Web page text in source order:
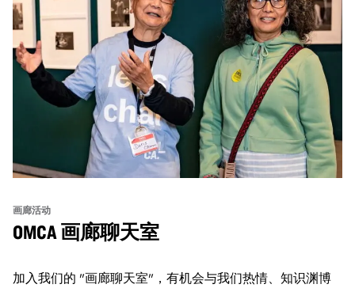
画廊活动
OMCA 画廊聊天室
加入我们的 "画廊聊天室"，有机会与我们热情、知识渊博